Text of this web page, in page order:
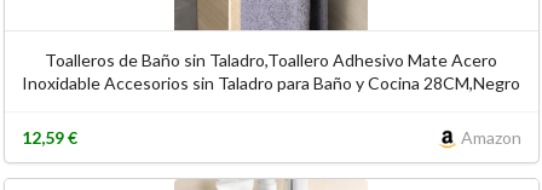
Toalleros de Baño sin Taladro,Toallero Adhesivo Mate Acero
Inoxidable Accesorios sin Taladro para Baño y Cocina 28CM,Negro
Amazon
12,59 €